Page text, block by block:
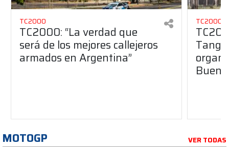
TC2000
TC2000: “La verdad que
será de los mejores callejeros
armados en Argentina”
TC2000
MOTOGP VER TODAS